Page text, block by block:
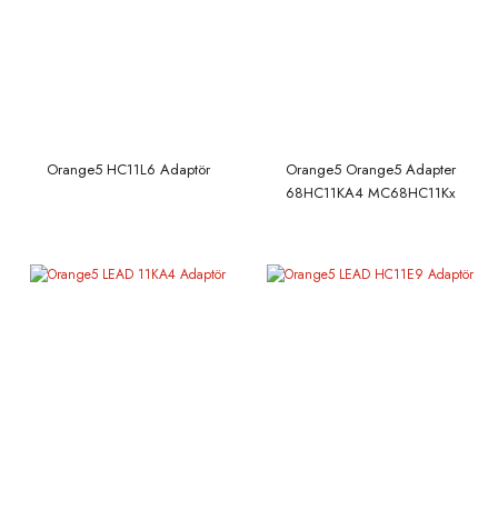
Orange5 HC11L6 Adaptör
Orange5 Orange5 Adapter
68HC11KA4 MC68HC11Kx